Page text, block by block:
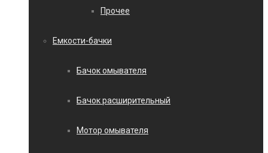
Прочее
Емкости-бачки
Бачок омывателя
Бачок расширительный
Мотор омывателя